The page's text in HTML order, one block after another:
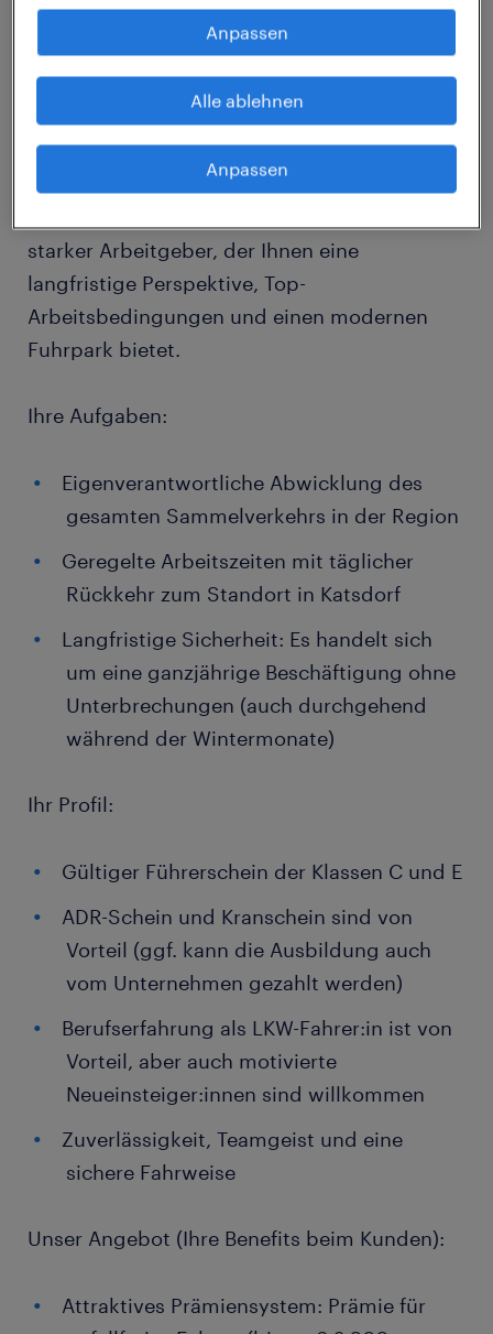
Job Details
Für unseren Kunden, ein sehr namhaftes,
krisensicheres und zukunftsorientiertes
Unternehmen mit klarem Fokus auf
Nachhaltigkeit und Umweltservice, suchen
starker Arbeitgeber, der Ihnen eine
langfristige Perspektive, Top-
Arbeitsbedingungen und einen modernen
Fuhrpark bietet.
Ihre Aufgaben:
Eigenverantwortliche Abwicklung des
gesamten Sammelverkehrs in der Region
Geregelte Arbeitszeiten mit täglicher
Rückkehr zum Standort in Katsdorf
Langfristige Sicherheit: Es handelt sich
um eine ganzjährige Beschäftigung ohne
Unterbrechungen (auch durchgehend
während der Wintermonate)
Ihr Profil:
Gültiger Führerschein der Klassen C und E
ADR-Schein und Kranschein sind von
Vorteil (ggf. kann die Ausbildung auch
vom Unternehmen gezahlt werden)
Berufserfahrung als LKW-Fahrer:in ist von
Vorteil, aber auch motivierte
Neueinsteiger:innen sind willkommen
Zuverlässigkeit, Teamgeist und eine
sichere Fahrweise
Unser Angebot (Ihre Benefits beim Kunden):
Attraktives Prämiensystem: Prämie für
Anpassen
Alle ablehnen
Anpassen